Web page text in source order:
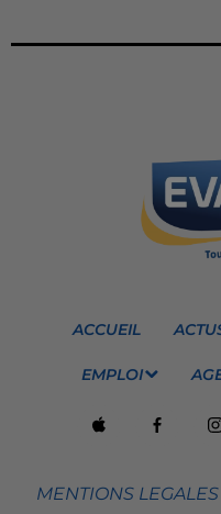
ACCUEIL
EMPLOI
MENTIONS LEGALES